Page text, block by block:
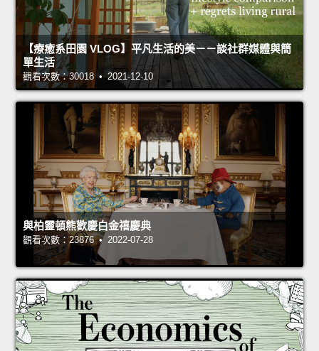
【療癒系田園 VLOG】平凡生活的美－－談社群媒體與簡
單生活
觀看次數：30018 • 2021-12-10
與柏靈頓熊歡慶白金禧慶典
觀看次數：23876 • 2022-07-28